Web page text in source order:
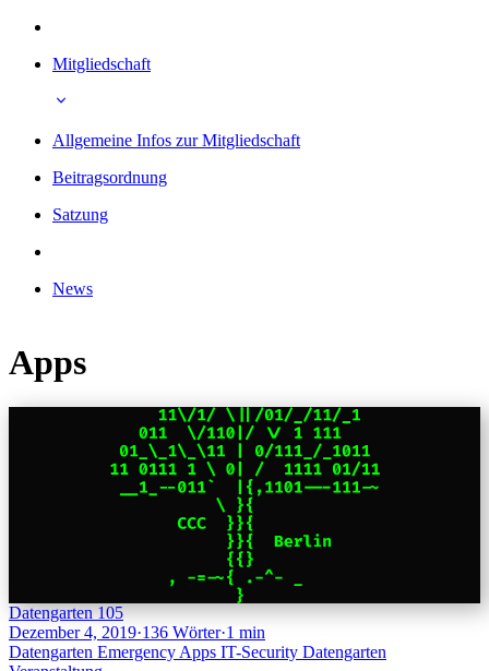
Mitgliedschaft
Allgemeine Infos zur Mitgliedschaft
Beitragsordnung
Satzung
News
Apps
Datengarten 105
Dezember 4, 2019·136 Wörter·1 min
Datengarten Emergency Apps IT-Security Datengarten